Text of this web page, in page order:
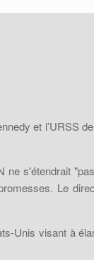
et l’URSS
s'étendrait
Le
visant à